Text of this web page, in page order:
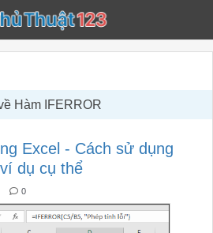
Hàm IFERROR
Excel - Cách sử dụng
dụ cụ thể
0